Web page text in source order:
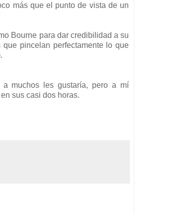
más que el punto de vista de un
Bourne para dar credibilidad a su
pincelan perfectamente lo que
muchos les gustaría, pero a mí
sus casi dos horas.